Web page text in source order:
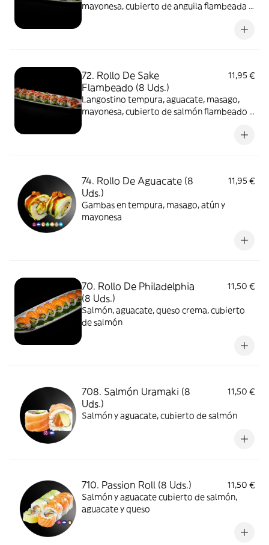
mayonesa, cubierto de anguila flambeada y
72. Rollo De Sake
Flambeado (8 Uds.)
11,95 €
Langostino tempura, aguacate, masago,
mayonesa, cubierto de salmón flambeado y
74. Rollo De Aguacate (8
Uds.)
11,95 €
Gambas en tempura, masago, atún y
mayonesa
70. Rollo De Philadelphia
(8 Uds.)
11,50 €
Salmón, aguacate, queso crema, cubierto
de salmón
708. Salmón Uramaki (8
Uds.)
11,50 €
Salmón y aguacate, cubierto de salmón
710. Passion Roll (8 Uds.)
11,50 €
Salmón y aguacate cubierto de salmón,
aguacate y queso